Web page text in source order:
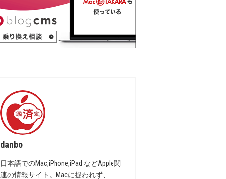
danbo
日本語でのMac,iPhone,iPad などApple関
連の情報サイト。Macに捉われず、